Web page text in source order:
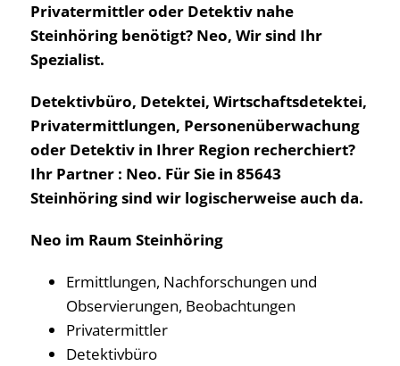
Privatermittler oder Detektiv nahe
Steinhöring benötigt? Neo, Wir sind Ihr
Spezialist.
Detektivbüro, Detektei, Wirtschaftsdetektei,
Privatermittlungen, Personenüberwachung
oder Detektiv in Ihrer Region recherchiert?
Ihr Partner : Neo. Für Sie in 85643
Steinhöring sind wir logischerweise auch da.
Neo im Raum Steinhöring
Ermittlungen, Nachforschungen und
Observierungen, Beobachtungen
Privatermittler
Detektivbüro